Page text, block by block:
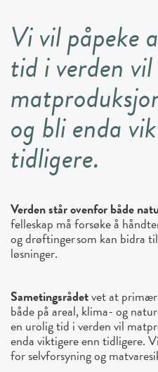
Vi vil påpeke
tid i verden vil
og bli enda
tidligere.
Verden står ovenfor både
felleskap må forsøke å
og drøftinger som kan bidra
løsninger.
Sametingsrådetvet at
både på areal, klima- og
en urolig tid i verden vil
enda viktigere enn tidligere.
for selvforsyning og